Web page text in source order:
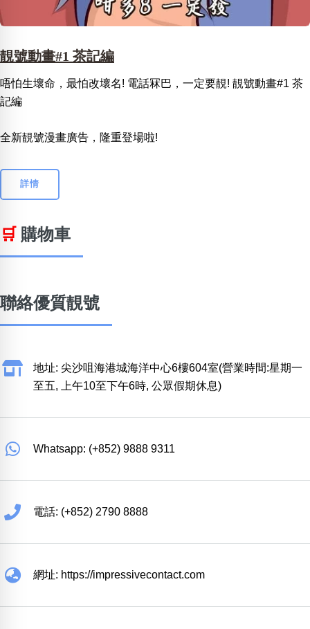
靚號動畫#1 茶記編
唔怕生壞命，最怕改壞名! 電話冧巴，一定要靚! 靚號動畫#1 茶
記編
全新靚號漫畫廣告，隆重登場啦!
詳情
🛒 購物車
聯絡優質靚號
地址: 尖沙咀海港城海洋中心6樓604室(營業時間:星期一
至五, 上午10至下午6時, 公眾假期休息)
Whatsapp: (+852) 9888 9311
電話: (+852) 2790 8888
網址: https://impressivecontact.com